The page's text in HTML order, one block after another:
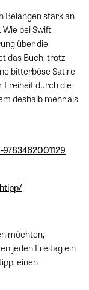
Belangen stark an
bei Swift
über die
das Buch, trotz
bitterböse Satire
Freiheit durch die
deshalb mehr als
möchten,
jeden Freitag ein
einen